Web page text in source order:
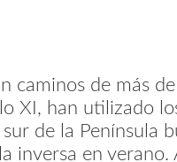
caminos de más
XI, han utilizado
de la Península
inversa en verano.